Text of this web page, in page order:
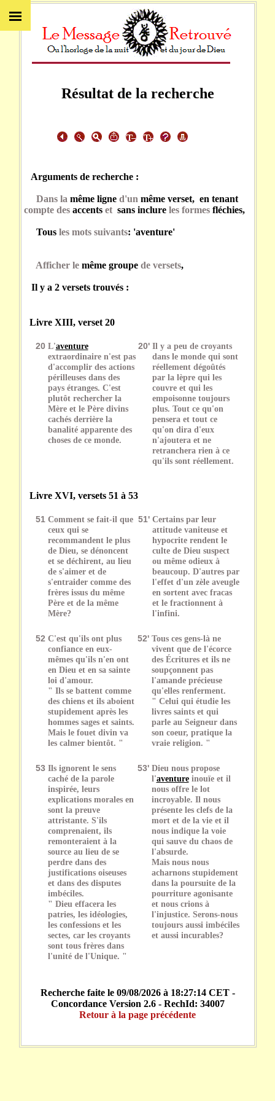
Résultat de la recherche
Arguments de recherche :
Dans la même ligne d'un même verset, en tenant
compte des accents et sans inclureles formes fléchies,
Tous les mots suivants: 'aventure'
Afficher le même groupede versets,
Il y a 2 versets trouvés :
Livre XIII, verset 20
20 L'aventure
extraordinaire n'est pas
d'accomplir des actions
périlleuses dans des
pays étranges. C'est
plutôt rechercher la
Mère et le Père divins
cachés derrière la
banalité apparente des
choses de ce monde.
20' Il y a peu de croyants
dans le monde qui sont
réellement dégoûtés
par la lèpre qui les
couvre et qui les
empoisonne toujours
plus. Tout ce qu'on
pensera et tout ce
qu'on dira d'eux
n'ajoutera et ne
retranchera rien à ce
qu'ils sont réellement.
Livre XVI, versets 51 à 53
51 Comment se fait-il que
ceux qui se
recommandent le plus
de Dieu, se dénoncent
et se déchirent, au lieu
de s'aimer et de
s'entraider comme des
frères issus du même
Père et de la même
Mère?
51' Certains par leur
attitude vaniteuse et
hypocrite rendent le
culte de Dieu suspect
ou même odieux à
beaucoup. D'autres par
l'effet d'un zèle aveugle
en sortent avec fracas
et le fractionnent à
l'infini.
52 C'est qu'ils ont plus
confiance en eux-
mêmes qu'ils n'en ont
en Dieu et en sa sainte
loi d'amour.
" Ils se battent comme
des chiens et ils aboient
stupidement après les
hommes sages et saints.
Mais le fouet divin va
les calmer bientôt. "
52' Tous ces gens-là ne
vivent que de l'écorce
des Écritures et ils ne
soupçonnent pas
l'amande précieuse
qu'elles renferment.
" Celui qui étudie les
livres saints et qui
parle au Seigneur dans
son coeur, pratique la
vraie religion. "
53 Ils ignorent le sens
caché de la parole
inspirée, leurs
explications morales en
sont la preuve
attristante. S'ils
comprenaient, ils
remonteraient à la
source au lieu de se
perdre dans des
justifications oiseuses
et dans des disputes
imbéciles.
" Dieu effacera les
patries, les idéologies,
les confessions et les
sectes, car les croyants
sont tous frères dans
l'unité de l'Unique. "
53' Dieu nous propose
l'aventureinouïe et il
nous offre le lot
incroyable. Il nous
présente les clefs de la
mort et de la vie et il
nous indique la voie
qui sauve du chaos de
l'absurde.
Mais nous nous
acharnons stupidement
dans la poursuite de la
pourriture agonisante
et nous crions à
l'injustice. Serons-nous
toujours aussi imbéciles
et aussi incurables?
Recherche faite le 09/08/2026 à 18:27:14 CET -
Concordance Version 2.6 - RechId: 34007
Retour à la page précédente